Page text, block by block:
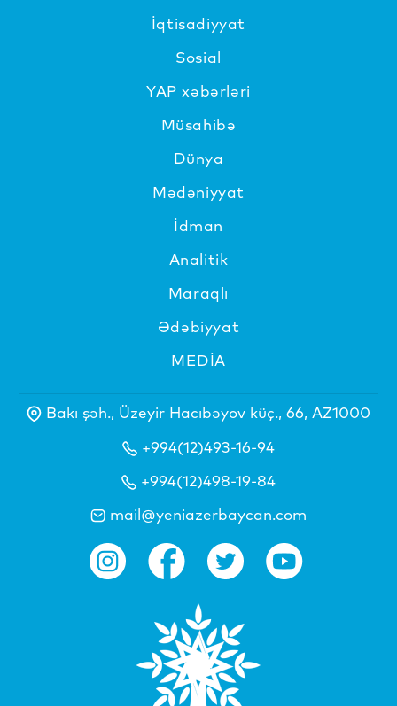
İqtisadiyyat
Sosial
YAP xəbərləri
Müsahibə
Dünya
Mədəniyyat
İdman
Analitik
Maraqlı
Ədəbiyyat
MEDİA
Bakı şəh., Üzeyir Hacıbəyov küç., 66, AZ1000
+994(12)493-16-94
+994(12)498-19-84
mail@yeniazerbaycan.com